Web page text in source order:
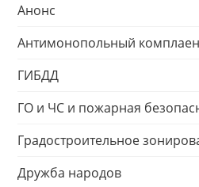
Анонс
Антимонопольный
ГИБДД
ГО и ЧС и пожарная
Градостроительное
Дружба народов